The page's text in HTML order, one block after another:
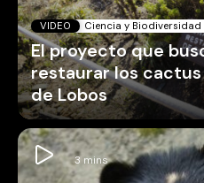
VIDEO Ciencia y Biodiversidad
El proyecto que
restaurar los
de Lobos